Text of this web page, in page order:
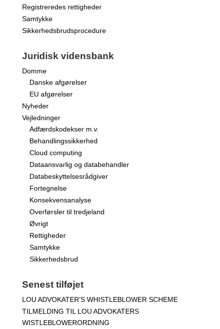
Registreredes rettigheder
Samtykke
Sikkerhedsbrudsprocedure
Juridisk vidensbank
Domme
Danske afgørelser
EU afgørelser
Nyheder
Vejledninger
Adfærdskodekser m.v.
Behandlingssikkerhed
Cloud computing
Dataansvarlig og databehandler
Databeskyttelsesrådgiver
Fortegnelse
Konsekvensanalyse
Overførsler til tredjeland
Øvrigt
Rettigheder
Samtykke
Sikkerhedsbrud
Senest tilføjet
LOU ADVOKATER’S WHISTLEBLOWER SCHEME
TILMELDING TIL LOU ADVOKATERS
WISTLEBLOWERORDNING